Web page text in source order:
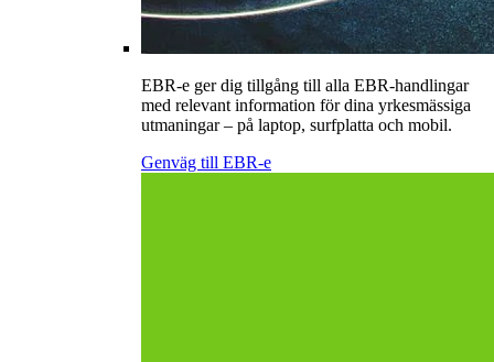
EBR-e ger dig tillgång till alla EBR-handlingar
med relevant information för dina yrkesmässiga
utmaningar – på laptop, surfplatta och mobil.
Genväg till EBR-e